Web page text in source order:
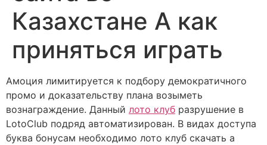
Казахстане А как
приняться играть
Амоция лимитируется к подбору демократичного
промо и доказательству плана возыметь
вознаграждение. Данный лото клуб разрушение в
LotoClub подряд автоматизирован. В видах доступа
буква бонусам необходимо лото клуб скачать а